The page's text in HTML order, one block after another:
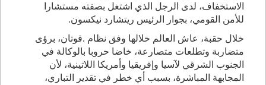
الاستخفاف، لدى الرجل الذي اشتغل بصفته مستشارا
للأمن القومي، بجوار الرئيس ريتشارد نيكسون.
خلال حقبة، عاش العالم خلالها وفق نظام .قوتان، برؤى
متضاربة وتطلعات متصارعة، خاضا حروبا بالوكالة في
الجنوب الشرقي لآسيا وإفريقيا وأمريكا اللاتينية، لأن
المجابهة المباشرة، بسبب أي خطر في تقدير التباري،